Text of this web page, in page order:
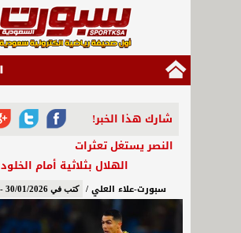
شارك هذا الخبر!
النصر يستغل تعثرات
الهلال بثلاثية أمام الخلود
سبورت-علاء العلي / كتب في 30/01/2026 - 10:42 م